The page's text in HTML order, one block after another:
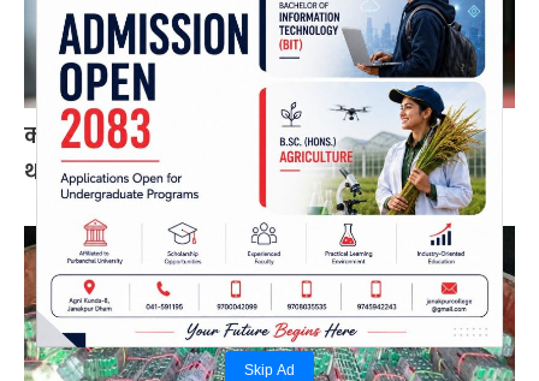
Skip Ad
कांग्रेसको आत्मा नमर्ने गरी एकताबद्ध बनाउँछौँ: गगन
थापा